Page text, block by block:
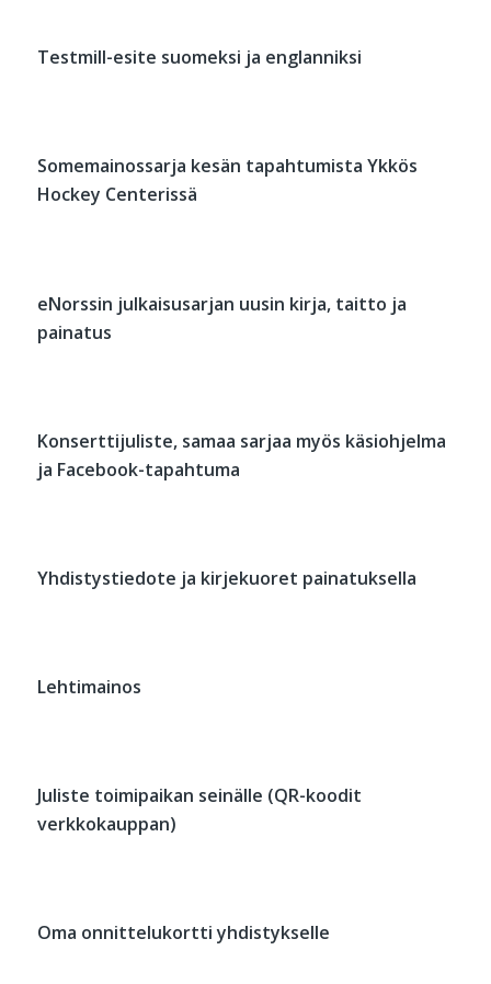
Testmill-esite suomeksi ja englanniksi
Somemainossarja kesän tapahtumista Ykkös
Hockey Centerissä
eNorssin julkaisusarjan uusin kirja, taitto ja
painatus
Konserttijuliste, samaa sarjaa myös käsiohjelma
ja Facebook-tapahtuma
Yhdistystiedote ja kirjekuoret painatuksella
Lehtimainos
Juliste toimipaikan seinälle (QR-koodit
verkkokauppan)
Oma onnittelukortti yhdistykselle